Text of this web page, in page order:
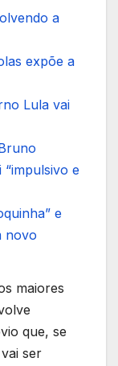
a
expõe a
Lula vai
e
e
novo
maiores
que, se
ser